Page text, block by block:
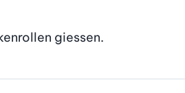
giessen.